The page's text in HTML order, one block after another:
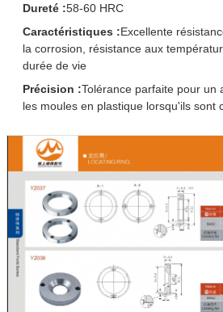
Dureté :58-60 HRC
Caractéristiques :Excellente
la corrosion, résistance aux
durée de vie
Précision :Tolérance parfaite pour un
les moules en plastique lorsqu'ils sont